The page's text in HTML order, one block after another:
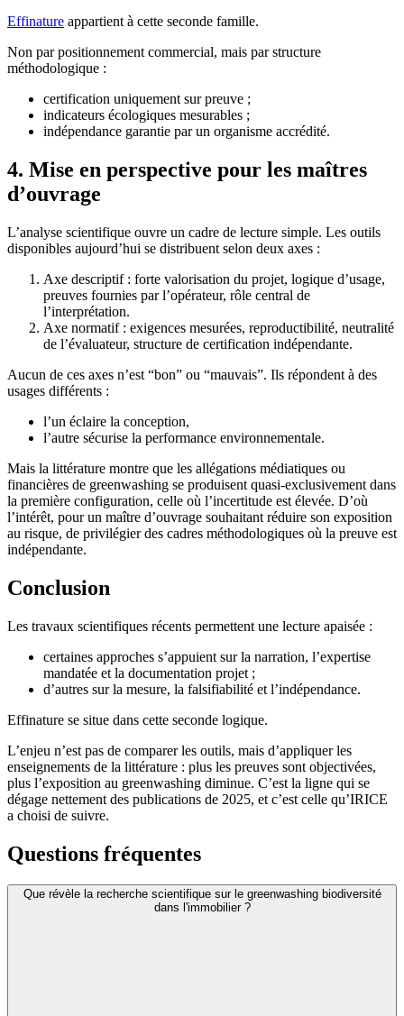
Effinature appartient à cette seconde famille.
Non par positionnement commercial, mais par structure
méthodologique :
certification uniquement sur preuve ;
indicateurs écologiques mesurables ;
indépendance garantie par un organisme accrédité.
4. Mise en perspective pour les maîtres
d’ouvrage
L’analyse scientifique ouvre un cadre de lecture simple. Les outils
disponibles aujourd’hui se distribuent selon deux axes :
Axe descriptif : forte valorisation du projet, logique d’usage,
preuves fournies par l’opérateur, rôle central de
l’interprétation.
Axe normatif : exigences mesurées, reproductibilité, neutralité
de l’évaluateur, structure de certification indépendante.
Aucun de ces axes n’est “bon” ou “mauvais”. Ils répondent à des
usages différents :
l’un éclaire la conception,
l’autre sécurise la performance environnementale.
Mais la littérature montre que les allégations médiatiques ou
financières de greenwashing se produisent quasi-exclusivement dans
la première configuration, celle où l’incertitude est élevée. D’où
l’intérêt, pour un maître d’ouvrage souhaitant réduire son exposition
au risque, de privilégier des cadres méthodologiques où la preuve est
indépendante.
Conclusion
Les travaux scientifiques récents permettent une lecture apaisée :
certaines approches s’appuient sur la narration, l’expertise
mandatée et la documentation projet ;
d’autres sur la mesure, la falsifiabilité et l’indépendance.
Effinature se situe dans cette seconde logique.
L’enjeu n’est pas de comparer les outils, mais d’appliquer les
enseignements de la littérature : plus les preuves sont objectivées,
plus l’exposition au greenwashing diminue. C’est la ligne qui se
dégage nettement des publications de 2025, et c’est celle qu’IRICE
a choisi de suivre.
Questions fréquentes
Que révèle la recherche scientifique sur le greenwashing biodiversité
dans l'immobilier ?